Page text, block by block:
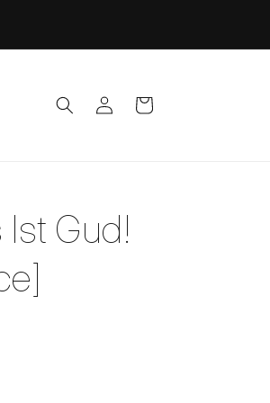
Iniciar
sesión
Carrito
Gud!